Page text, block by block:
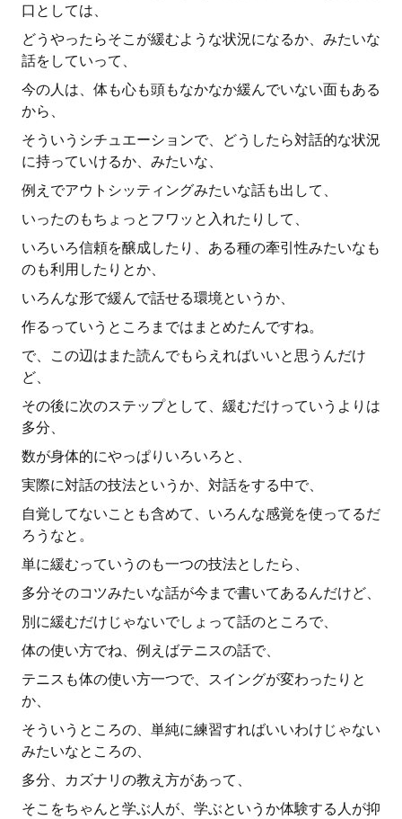
口としては、
どうやったらそこが緩むような状況になるか、みたいな
話をしていって、
今の人は、体も心も頭もなかなか緩んでいない面もある
から、
そういうシチュエーションで、どうしたら対話的な状況
に持っていけるか、みたいな、
例えでアウトシッティングみたいな話も出して、
いったのもちょっとフワッと入れたりして、
いろいろ信頼を醸成したり、ある種の牽引性みたいなも
のも利用したりとか、
いろんな形で緩んで話せる環境というか、
作るっていうところまではまとめたんですね。
で、この辺はまた読んでもらえればいいと思うんだけ
ど、
その後に次のステップとして、緩むだけっていうよりは
多分、
数が身体的にやっぱりいろいろと、
実際に対話の技法というか、対話をする中で、
自覚してないことも含めて、いろんな感覚を使ってるだ
ろうなと。
単に緩むっていうのも一つの技法としたら、
多分そのコツみたいな話が今まで書いてあるんだけど、
別に緩むだけじゃないでしょって話のところで、
体の使い方でね、例えばテニスの話で、
テニスも体の使い方一つで、スイングが変わったりと
か、
そういうところの、単純に練習すればいいわけじゃない
みたいなところの、
多分、カズナリの教え方があって、
そこをちゃんと学ぶ人が、学ぶというか体験する人が抑